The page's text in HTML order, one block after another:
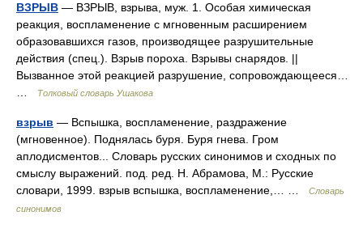
ВЗРЫВ — ВЗРЫВ, взрыва, муж. 1. Особая химическая
реакция, воспламенение с мгновенным расширением
образовавшихся газов, производящее разрушительные
действия (спец.). Взрыв пороха. Взрывы снарядов. ||
Вызванное этой реакцией разрушение, сопровождающееся…
Толковый словарь Ушакова
взрыв — Вспышка, воспламенение, раздражение
(мгновенное). Поднялась буря. Буря гнева. Гром
аплодисментов... Словарь русских синонимов и сходных по
смыслу выражений. под. ред. Н. Абрамова, М.: Русские
словари, 1999. взрыв вспышка, воспламенение,… …
Словарь
синонимов